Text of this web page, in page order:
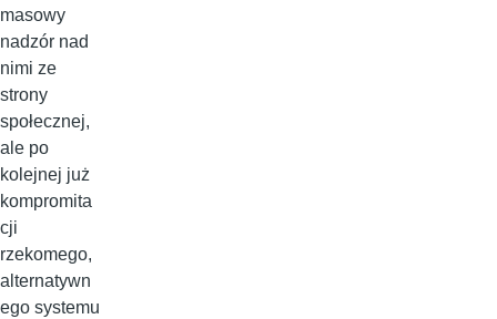
masowy
nadzór nad
nimi ze
strony
społecznej,
ale po
kolejnej już
kompromita
cji
rzekomego,
alternatywn
ego systemu